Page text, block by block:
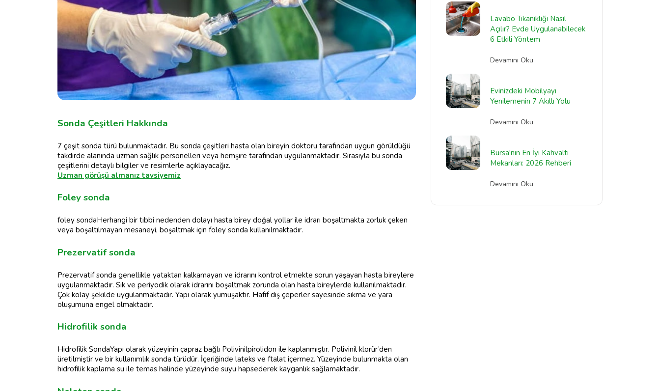
Sonda Çeşitleri Hakkında
7 çeşit sonda türü bulunmaktadır. Bu sonda çeşitleri hasta olan bireyin doktoru tarafından uygun görüldüğü
takdirde alanında uzman sağlık personelleri veya hemşire tarafından uygulanmaktadır. Sırasıyla bu sonda
çeşitlerini detaylı bilgiler ve resimlerle açıklayacağız.
Uzman görüşü almanız tavsiyemiz
Foley sonda
foley sondaHerhangi bir tıbbi nedenden dolayı hasta birey doğal yollar ile idrarı boşaltmakta zorluk çeken
veya boşaltılmayan mesaneyi, boşaltmak için foley sonda kullanılmaktadır.
Prezervatif sonda
Prezervatif sonda genellikle yataktan kalkamayan ve idrarını kontrol etmekte sorun yaşayan hasta bireylere
uygulanmaktadır. Sık ve periyodik olarak idrarını boşaltmak zorunda olan hasta bireylerde kullanılmaktadır.
Çok kolay şekilde uygulanmaktadır. Yapı olarak yumuşaktır. Hafif dış çeperler sayesinde sıkma ve yara
oluşumuna engel olmaktadır.
Hidrofilik sonda
Hidrofilik SondaYapı olarak yüzeyinin çapraz bağlı Polivinilpirolidon ile kaplanmıştır. Polivinil klorür’den
üretilmiştir ve bir kullanımlık sonda türüdür. İçeriğinde lateks ve ftalat içermez. Yüzeyinde bulunmakta olan
hidrofilik kaplama su ile temas halinde yüzeyinde suyu hapsederek kayganlık sağlamaktadır.
Lavabo Tıkanıklığı Nasıl
Açılır? Evde Uygulanabilecek
6 Etkili Yöntem
Devamını Oku
Evinizdeki Mobilyayı
Yenilemenin 7 Akıllı Yolu
Devamını Oku
Bursa'nın En İyi Kahvaltı
Mekanları: 2026 Rehberi
Devamını Oku